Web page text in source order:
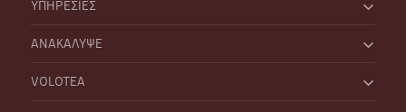
ΥΠΗΡΕΣΙΕΣ
ΑΝΑΚΑΛΥΨΕ
VOLOTEA